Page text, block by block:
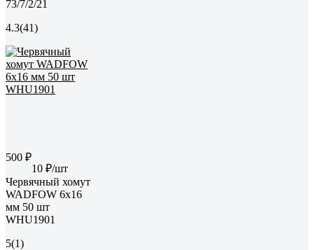
73/7/2/21
4.3(41)
500 ₽
10 ₽/шт
Червячный хомут
WADFOW 6х16
мм 50 шт
WHU1901
5(1)